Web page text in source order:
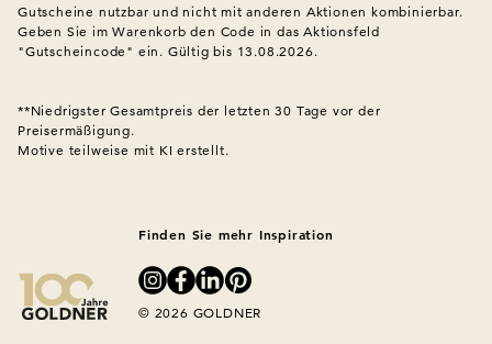
Gutscheine nutzbar und nicht mit anderen Aktionen kombinierbar.
Geben Sie im Warenkorb den Code in das Aktionsfeld
"Gutscheincode" ein. Gültig bis 13.08.2026.
**Niedrigster Gesamtpreis der letzten 30 Tage vor der
Preisermäßigung.
Motive teilweise mit KI erstellt.
Finden Sie mehr Inspiration
© 2026 GOLDNER